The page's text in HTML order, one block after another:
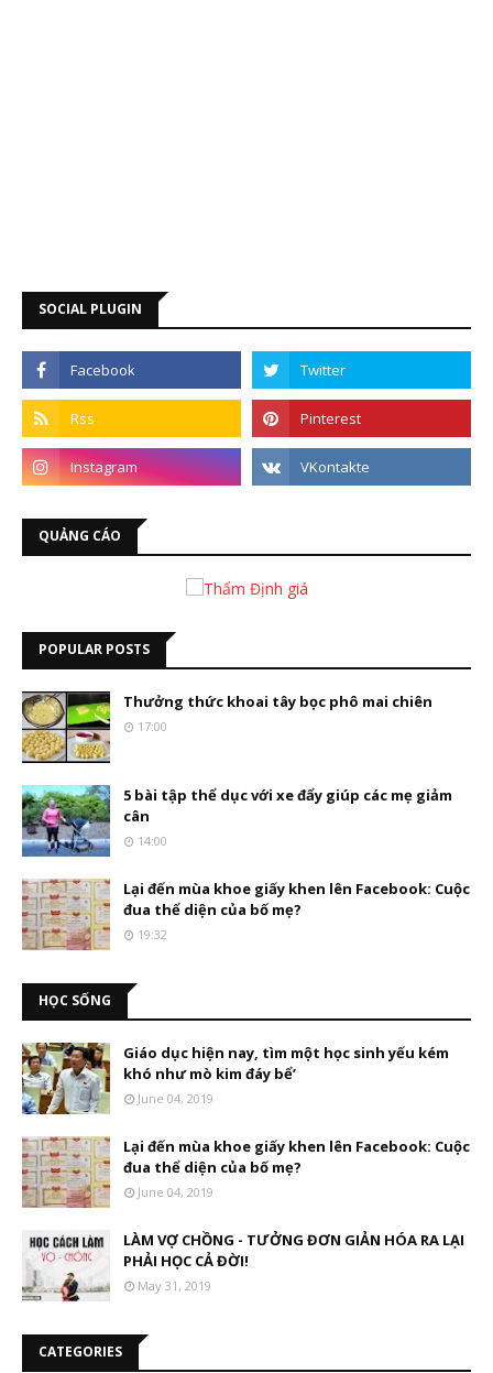
SOCIAL PLUGIN
QUẢNG CÁO
POPULAR POSTS
Thưởng thức khoai tây bọc phô mai chiên
17:00
5 bài tập thể dục với xe đẩy giúp các mẹ giảm
cân
14:00
Lại đến mùa khoe giấy khen lên Facebook: Cuộc
đua thể diện của bố mẹ?
19:32
HỌC SỐNG
Giáo dục hiện nay, tìm một học sinh yếu kém
khó như mò kim đáy bể’
June 04, 2019
Lại đến mùa khoe giấy khen lên Facebook: Cuộc
đua thể diện của bố mẹ?
June 04, 2019
LÀM VỢ CHỒNG - TƯỞNG ĐƠN GIẢN HÓA RA LẠI
PHẢI HỌC CẢ ĐỜI!
May 31, 2019
CATEGORIES